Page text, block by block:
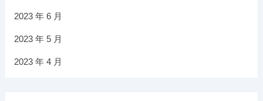
2023 年 6 月
2023 年 5 月
2023 年 4 月